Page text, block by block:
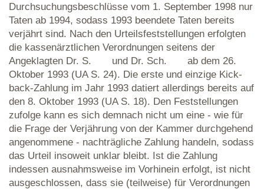
Durchsuchungsbeschlüsse vom 1. September 1998 nur
Taten ab 1994, sodass 1993 beendete Taten bereits
verjährt sind. Nach den Urteilsfeststellungen erfolgten
die kassenärztlichen Verordnungen seitens der
Angeklagten Dr. S. und Dr. Sch. ab dem 26.
Oktober 1993 (UA S. 24). Die erste und einzige Kick-
back-Zahlung im Jahr 1993 datiert allerdings bereits auf
den 8. Oktober 1993 (UA S. 18). Den Feststellungen
zufolge kann es sich demnach nicht um eine - wie für
die Frage der Verjährung von der Kammer durchgehend
angenommene - nachträgliche Zahlung handeln, sodass
das Urteil insoweit unklar bleibt. Ist die Zahlung
indessen ausnahmsweise im Vorhinein erfolgt, ist nicht
ausgeschlossen, dass sie (teilweise) für Verordnungen